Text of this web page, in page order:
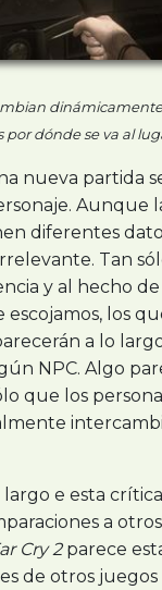
por dónde se va al
nueva partida
Aunque
diferentes
Tan
y al hecho
escojamos, los
a lo
NPC. Algo
que los
largo e esta
a
Cry 2parece
de otros juegos